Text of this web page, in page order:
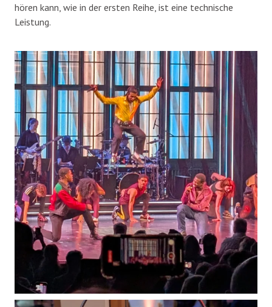
hören kann, wie in der ersten Reihe, ist eine technische
Leistung.